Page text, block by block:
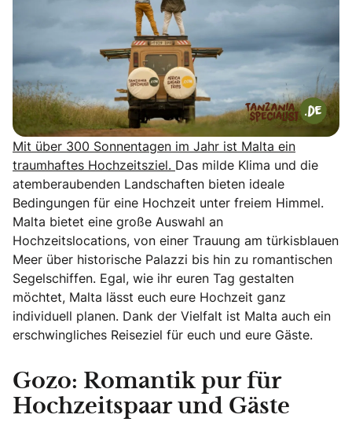
Mit über 300 Sonnentagen im Jahr ist Malta ein
traumhaftes Hochzeitsziel. Das milde Klima und die
atemberaubenden Landschaften bieten ideale
Bedingungen für eine Hochzeit unter freiem Himmel.
Malta bietet eine große Auswahl an
Hochzeitslocations, von einer Trauung am türkisblauen
Meer über historische Palazzi bis hin zu romantischen
Segelschiffen. Egal, wie ihr euren Tag gestalten
möchtet, Malta lässt euch eure Hochzeit ganz
individuell planen. Dank der Vielfalt ist Malta auch ein
erschwingliches Reiseziel für euch und eure Gäste.
Gozo: Romantik pur für
Hochzeitspaar und Gäste